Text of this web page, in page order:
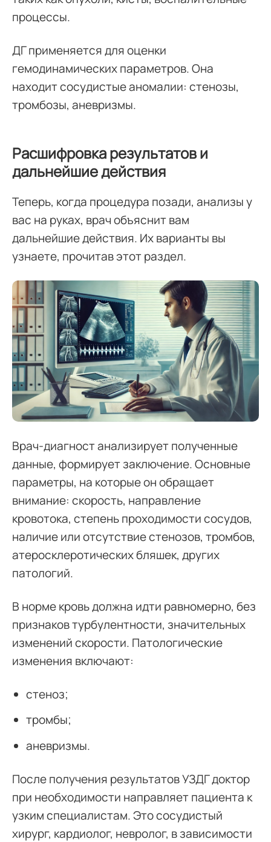
процессы.
ДГ применяется для оценки
гемодинамических параметров. Она
находит сосудистые аномалии: стенозы,
тромбозы, аневризмы.
Расшифровка результатов и
дальнейшие действия
Теперь, когда процедура позади, анализы у
вас на руках, врач объяснит вам
дальнейшие действия. Их варианты вы
узнаете, прочитав этот раздел.
Врач-диагност анализирует полученные
данные, формирует заключение. Основные
параметры, на которые он обращает
внимание: скорость, направление
кровотока, степень проходимости сосудов,
наличие или отсутствие стенозов, тромбов,
атеросклеротических бляшек, других
патологий.
В норме кровь должна идти равномерно, без
признаков турбулентности, значительных
изменений скорости. Патологические
изменения включают:
стеноз;
тромбы;
аневризмы.
После получения результатов УЗДГ доктор
при необходимости направляет пациента к
узким специалистам. Это сосудистый
хирург, кардиолог, невролог, в зависимости